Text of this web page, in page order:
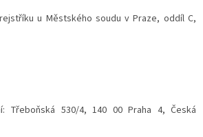
u Městského soudu v Praze, oddíl C,
Třeboňská 530/4, 140 00 Praha 4, Česká